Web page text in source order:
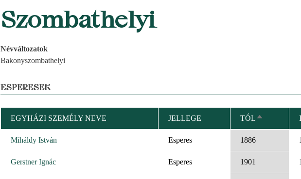
Szombathelyi
Névváltozatok
Bakonyszombathelyi
ESPERESEK
EGYHÁZI SZEMÉLY NEVE JELLEGE TÓLCSÖKKENŐ
RENDEZÉS
Miháldy István Esperes 1886
Gerstner Ignác Esperes 1901